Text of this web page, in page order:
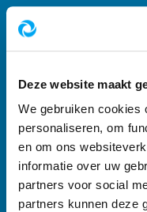
Deze website maakt
We gebruiken cookies
personaliseren, om
en om ons
informatie over uw
partners voor social
partners kunnen deze
Footer
Logo AWD,